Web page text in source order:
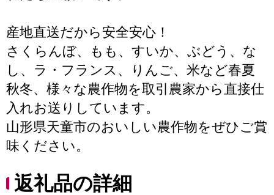
産地直送だから安全安心！
さくらんぼ、もも、すいか、ぶどう、な
し、ラ・フランス、りんご、米など春夏
秋冬、様々な農作物を取引農家から直接仕
入れお送りしています。
山形県天童市のおいしい農作物をぜひご賞
味ください。
返礼品の詳細